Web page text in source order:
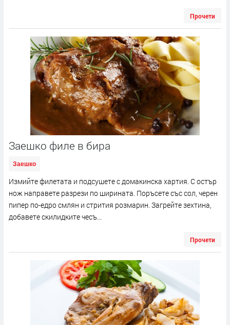
Прочети
Заешко филе в бира
Заешко
Измийте филетата и подсушете с домакинска хартия. С остър
нож направете разрези по ширината. Поръсете със сол, черен
пипер по-едро смлян и стрития розмарин. Загрейте зехтина,
добавете скилидките чесъ...
Прочети